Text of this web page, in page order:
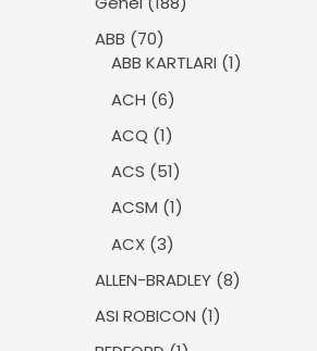
ü
ABB 707
0
ü
r
ü
n
ABB KARTLARI 11
ACH 66
ü
r
ü
n
ACQ 11
ü
r
ü
ACS 515
1
ü
n
ACSM 11
ü
ACX 33
r
ü
n
ALLEN-BRADLEY 88
ASI ROBICON 11